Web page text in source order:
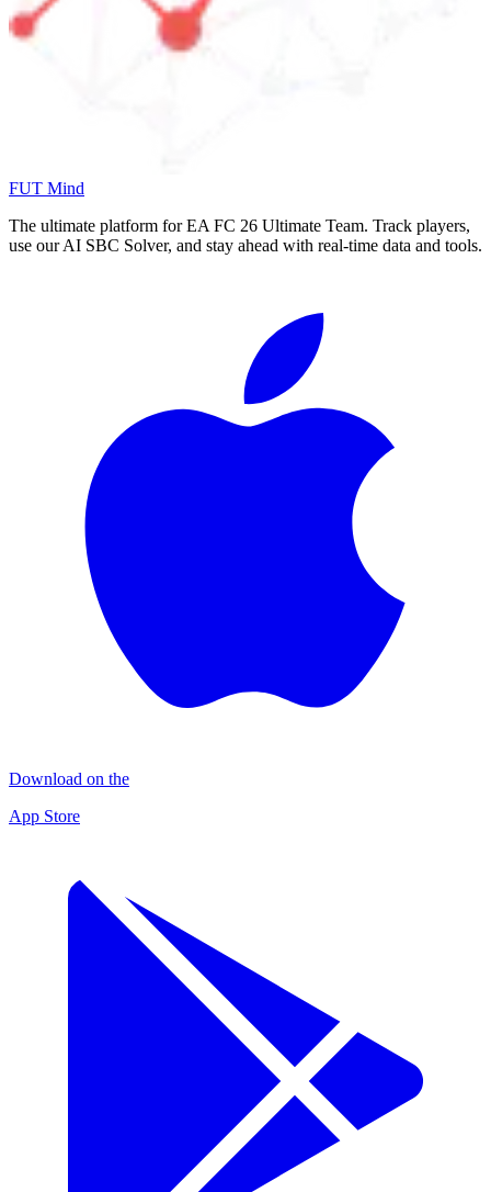
FUT Mind
The ultimate platform for EA FC 26 Ultimate Team. Track players,
use our AI SBC Solver, and stay ahead with real-time data and tools.
Download on the
App Store